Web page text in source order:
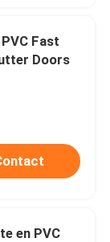
Fast
Doors
en PVC